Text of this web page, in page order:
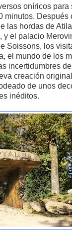
oníricos para
minutos. Después
las hordas de
y el palacio
Soissons, los
el mundo de los
incertidumbres
creación
de unos
inéditos.